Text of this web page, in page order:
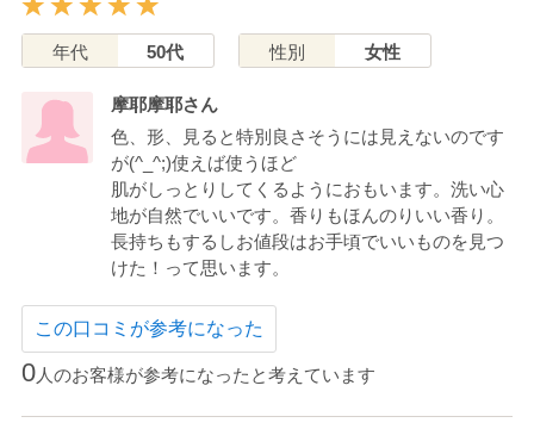
年代 50代 性別 女性
摩耶摩耶さん
色、形、見ると特別良さそうには見えないのです
が(^_^;)使えば使うほど
肌がしっとりしてくるようにおもいます。洗い心
地が自然でいいです。香りもほんのりいい香り。
長持ちもするしお値段はお手頃でいいものを見つ
けた！って思います。
この口コミが参考になった
0人のお客様が参考になったと考えています